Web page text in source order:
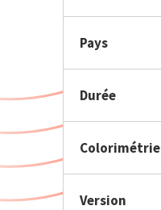
Pays
Durée
Colorimétrie
Version